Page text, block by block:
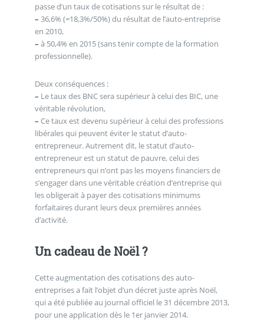
passe d’un taux de cotisations sur le résultat de :
– 36,6% (=18,3%/50%) du résultat de l’auto-entreprise
en 2010,
– à 50,4% en 2015 (sans tenir compte de la formation
professionnelle).
Deux conséquences :
– Le taux des BNC sera supérieur à celui des BIC, une
véritable révolution,
– Ce taux est devenu supérieur à celui des professions
libérales qui peuvent éviter le statut d’auto-
entrepreneur. Autrement dit, le statut d’auto-
entrepreneur est un statut de pauvre, celui des
entrepreneurs qui n’ont pas les moyens financiers de
s’engager dans une véritable création d’entreprise qui
les obligerait à payer des cotisations minimums
forfaitaires durant leurs deux premières années
d’activité.
Un cadeau de Noël ?
Cette augmentation des cotisations des auto-
entreprises a fait l’objet d’un décret juste après Noël,
qui a été publiée au journal officiel le 31 décembre 2013,
pour une application dès le 1er janvier 2014.